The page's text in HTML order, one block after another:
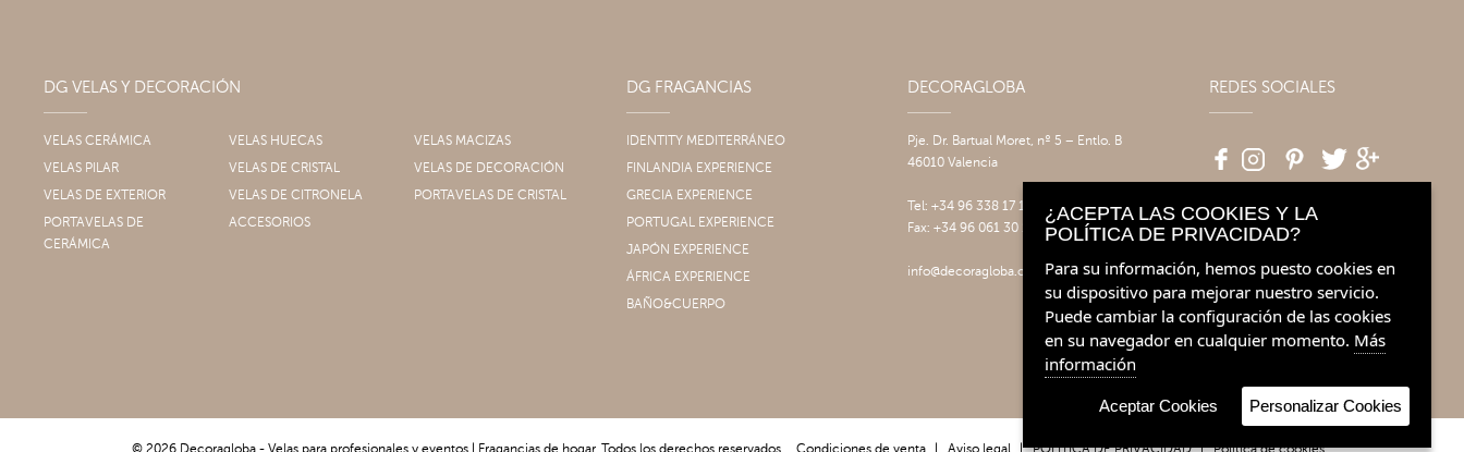
DG VELAS Y DECORACIÓN
VELAS CERÁMICA VELAS HUECAS
VELAS MACIZAS
VELAS PILAR
VELAS DE CRISTAL
VELAS DE DECORACIÓN
VELAS DE EXTERIOR
VELAS DE CITRONELA
PORTAVELAS DE CRISTAL
PORTAVELAS DE
CERÁMICA
ACCESORIOS
DG FRAGANCIAS
IDENTITY MEDITERRÁNEO
FINLANDIA EXPERIENCE
GRECIA EXPERIENCE
PORTUGAL EXPERIENCE
JAPÓN EXPERIENCE
ÁFRICA EXPERIENCE
BAÑO&CUERPO
DECORAGLOBA
Pje. Dr. Bartual Moret, nº 5 – Entlo. B
46010 Valencia
Tel: +34 96 338 17 17
Fax: +34 96 061 30 14
info@decoragloba.com
REDES SOCIALES
© 2026 Decoragloba - Velas para profesionales y eventos | Fragancias de hogar. Todos los derechos reservados. Condiciones de venta | Aviso legal | POLÍTICA DE PRIVACIDAD | Política de cookies
¿ACEPTA LAS COOKIES Y LA
POLÍTICA DE PRIVACIDAD?
Para su información, hemos puesto cookies en
su dispositivo para mejorar nuestro servicio.
Puede cambiar la configuración de las cookies
en su navegador en cualquier momento. Más
información
Aceptar Cookies Personalizar Cookies